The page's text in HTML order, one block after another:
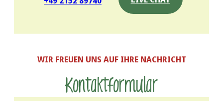
WIR FREUEN UNS AUF IHRE NACHRICHT
Kontaktformular